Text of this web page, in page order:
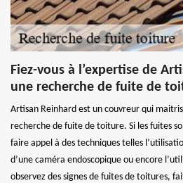
Fiez-vous à l’expertise de
une recherche de fuite de
Artisan Reinhard est un couvreur qui
recherche de fuite de toiture. Si les fuites
faire appel à des techniques telles
d’une caméra endoscopique ou encore
observez des signes de fuites de toitures,